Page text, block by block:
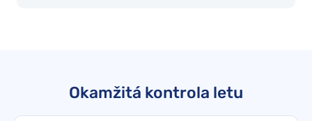
Okamžitá kontrola letu